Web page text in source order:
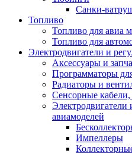
Санки-
Топливо
Топливо для авиа
Топливо для
Электродвигатели и
Аксессуары и
Программаторы
Радиаторы и
Сенсорные
Электродвигатели
авиамоделей
Импеллеры